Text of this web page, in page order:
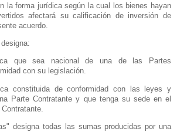
la forma jurídica según la cual los bienes hayan
afectará su calificación de inversión de
acuerdo.
que sea nacional de una de las Partes
con su legislación.
constituida de conformidad con las leyes y
Parte Contratante y que tenga su sede en el
designa todas las sumas producidas por una